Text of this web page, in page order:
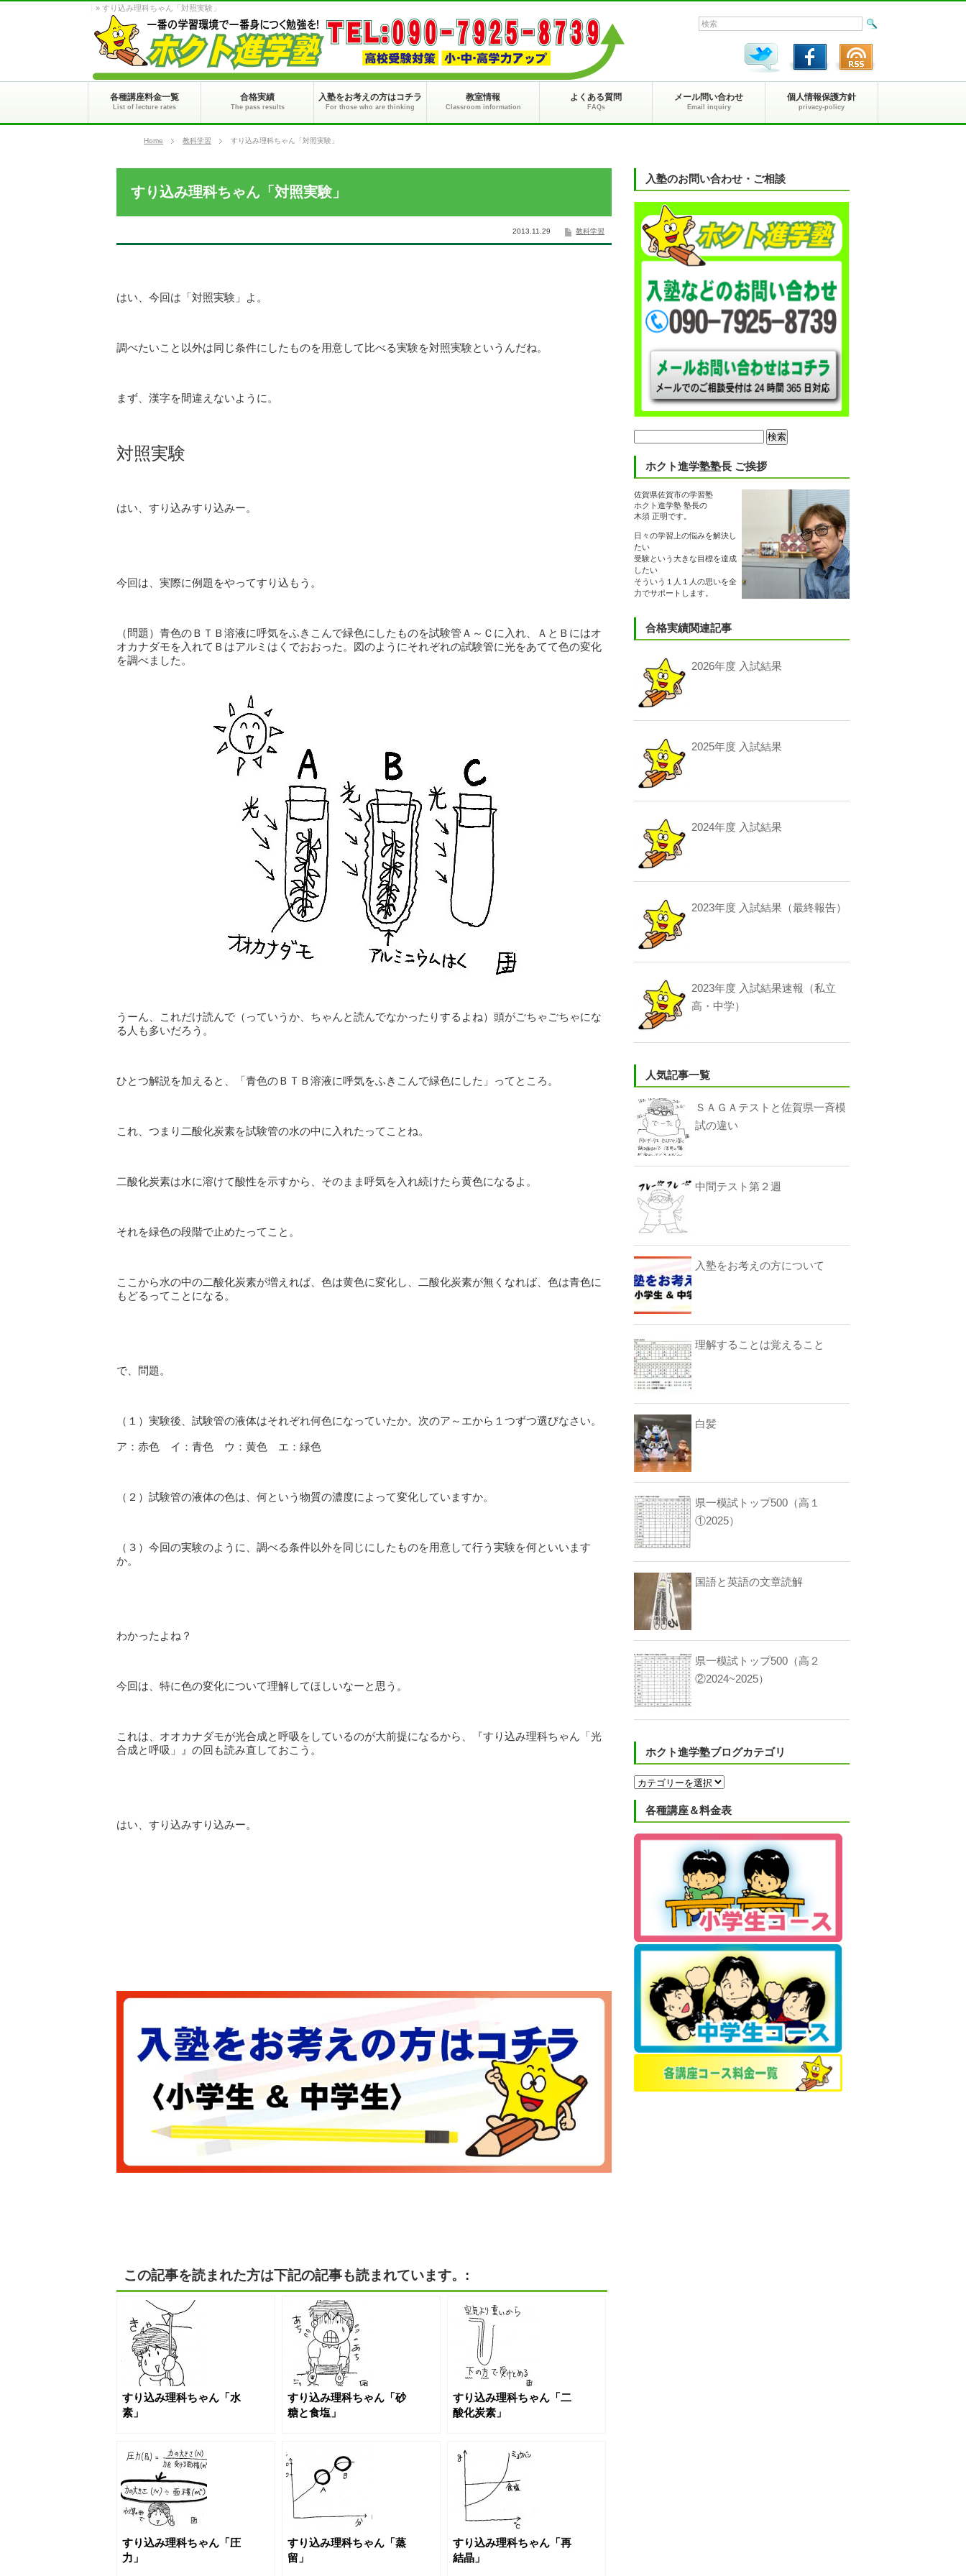
» すり込み理科ちゃん「対照実験」
各種講座料金一覧
List of lecture rates
合格実績
The pass results
入塾をお考えの方はコチラ
For those who are thinking
教室情報
Classroom information
よくある質問
FAQs
メール問い合わせ
Email inquiry
個人情報保護方針
privacy-policy
Home 教科学習 すり込み理科ちゃん「対照実験」
すり込み理科ちゃん「対照実験」
教科学習
2013.11.29
はい、今回は「対照実験」よ。
調べたいこと以外は同じ条件にしたものを用意して比べる実験を対照実験というんだね。
まず、漢字を間違えないように。
対照実験
はい、すり込みすり込みー。
今回は、実際に例題をやってすり込もう。
（問題）青色のＢＴＢ溶液に呼気をふきこんで緑色にしたものを試験管Ａ～Ｃに入れ、ＡとＢにはオ
オカナダモを入れてＢはアルミはくでおおった。図のようにそれぞれの試験管に光をあてて色の変化
を調べました。
うーん、これだけ読んで（っていうか、ちゃんと読んでなかったりするよね）頭がごちゃごちゃにな
る人も多いだろう。
ひとつ解説を加えると、「青色のＢＴＢ溶液に呼気をふきこんで緑色にした」ってところ。
これ、つまり二酸化炭素を試験管の水の中に入れたってことね。
二酸化炭素は水に溶けて酸性を示すから、そのまま呼気を入れ続けたら黄色になるよ。
それを緑色の段階で止めたってこと。
ここから水の中の二酸化炭素が増えれば、色は黄色に変化し、二酸化炭素が無くなれば、色は青色に
もどるってことになる。
で、問題。
（１）実験後、試験管の液体はそれぞれ何色になっていたか。次のア～エから１つずつ選びなさい。
ア：赤色 イ：青色 ウ：黄色 エ：緑色
（２）試験管の液体の色は、何という物質の濃度によって変化していますか。
（３）今回の実験のように、調べる条件以外を同じにしたものを用意して行う実験を何といいます
か。
わかったよね？
今回は、特に色の変化について理解してほしいなーと思う。
これは、オオカナダモが光合成と呼吸をしているのが大前提になるから、『すり込み理科ちゃん「光
合成と呼吸」』の回も読み直しておこう。
はい、すり込みすり込みー。
この記事を読まれた方は下記の記事も読まれています。:
すり込み理科ちゃん「水
素」
すり込み理科ちゃん「砂
糖と食塩」
すり込み理科ちゃん「二
酸化炭素」
すり込み理科ちゃん「圧
力」
すり込み理科ちゃん「蒸
留」
すり込み理科ちゃん「再
結晶」
入塾のお問い合わせ・ご相談
検
索:
ホクト進学塾塾長 ご挨拶
佐賀県佐賀市の学習塾
ホクト進学塾 塾長の
木須 正明です。
日々の学習上の悩みを解決し
たい
受験という大きな目標を達成
したい
そういう１人１人の思いを全
力でサポートします。
合格実績関連記事
2026年度 入試結果
2025年度 入試結果
2024年度 入試結果
2023年度 入試結果（最終報告）
2023年度 入試結果速報（私立
高・中学）
人気記事一覧
ＳＡＧＡテストと佐賀県一斉模
試の違い
中間テスト第２週
入塾をお考えの方について
理解することは覚えること
白髪
県一模試トップ500（高１
①2025）
国語と英語の文章読解
県一模試トップ500（高２
②2024~2025）
ホクト進学塾ブログカテゴリ
ホ
ク
ト
学
塾
各種講座＆料金表